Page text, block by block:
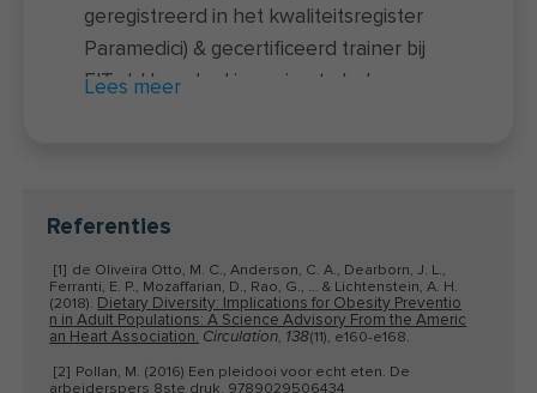
geregistreerd in het kwaliteitsregister
Paramedici) & gecertificeerd trainer bij
FIT.nl. Haar doel is om jou te helpen zo
over een gezonde leefstijl. Neeke
besteedt haar vrije tijd het liefst op de
kop tijdens paaldansen of yoga. Of tot
rust komend in de natuur met een
Lees meer
Referenties
[1] de Oliveira Otto, M. C., Anderson, C. A., Dearborn, J. L.,
Ferranti, E. P., Mozaffarian, D., Rao, G., … & Lichtenstein, A. H.
(2018). Dietary Diversity: Implications for Obesity Preventio
n in Adult Populations: A Science Advisory From the Americ
an Heart Association. Circulation, 138(11), e160-e168.
[2] Pollan, M. (2016) Een pleidooi voor echt eten. De
arbeiderspers 8ste druk. 9789029506434